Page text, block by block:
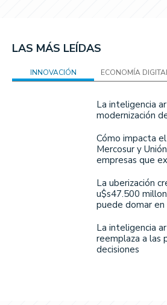
LAS MÁS LEÍDAS
INNOVACIÓN ECONOMÍA
La inteligencia
modernización
Cómo impacta
Mercosur y
empresas que
La uberización
u$s47.500
puede domar
La inteligencia
reemplaza a las
decisiones